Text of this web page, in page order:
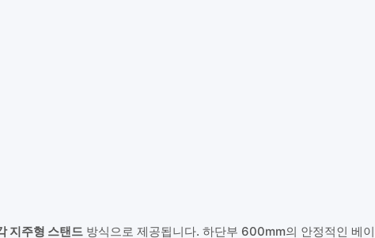
지주형 스탠드방식으로 제공됩니다. 하단부 600mm의 안정적인 베